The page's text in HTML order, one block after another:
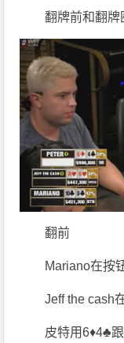
翻牌前和翻牌
翻前
Mariano在按
Jeff the cash
皮特用6♦4♣